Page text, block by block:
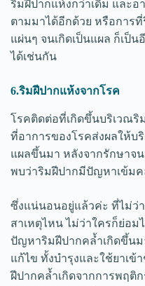
ริมฝีปากแห้งกว่าเดิม และ
ตามมาได้อีกด้วย หรือการ
แผ่นๆ จนเกิดเป็นแผล ก็เป็
ได้เช่นกัน
6.ริมฝีปากแห้งจากโรค
โรคติดต่อที่เกิดขึ้นบริเวณริ
ที่อาการของโรคส่งผลให้บ
แผลขึ้นมา หลังจากรักษาจ
พบว่าริมฝีปากมีปัญหาเข้มค
ซึ่งแน่นอนอยู่แล้วค่ะ ที่ไม่ว่
สาเหตุไหน ไม่ว่าใครก็ย่อม
ปัญหาริมฝีปากคล้ำเกิดขึ้นม
แก้ไข ทั้งบำรุงและใช้ยาเ
ฝีปากคล้ำเกิดจากการพฤติ